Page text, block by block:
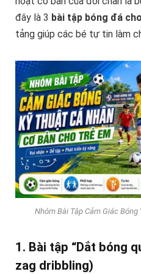
đây là 3 bài tập bóng đá
tảng giúp các bé tự tin làm
Nhóm Bài Tập Cảm Giác Bóng
1. Bài tập “Dắt bóng
zag dribbling)